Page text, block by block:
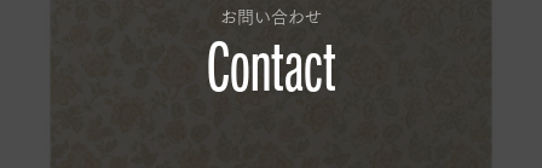
お問い合わせ
Contact